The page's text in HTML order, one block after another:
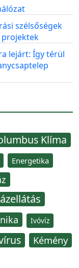
szélsőségek
projektek
lejárt: Így térül
Klíma
Energetika
Ivóvíz
Kémény